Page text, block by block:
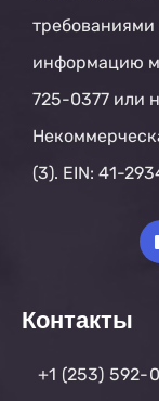
требованиями
информацию
725-0377 или
(3). EIN: 41-
Контакты
+1 (253) 592-